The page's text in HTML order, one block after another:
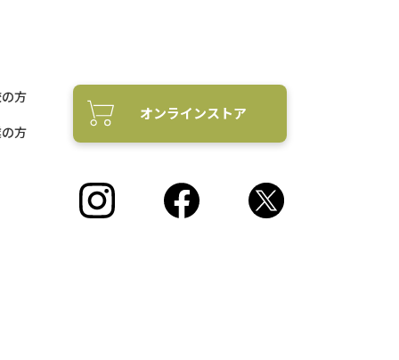
方
方
オンラインストア